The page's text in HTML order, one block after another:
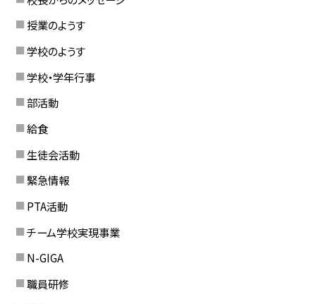
授業のようす
学校のようす
学校・学年行事
部活動
給食
生徒会活動
緊急情報
PTA活動
チーム学校実現事業
N-GIGA
職員研修